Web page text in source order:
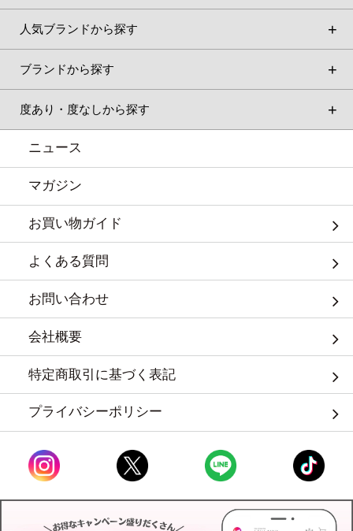
人気ブランドから探す
ブランドから探す
度あり・度なしから探す
ニュース
マガジン
お買い物ガイド
よくある質問
お問い合わせ
会社概要
特定商取引に基づく表記
プライバシーポリシー